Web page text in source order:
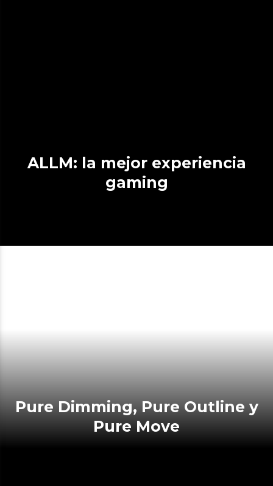
ALLM: la mejor experiencia
gaming
Pure Dimming, Pure Outline y
Pure Move